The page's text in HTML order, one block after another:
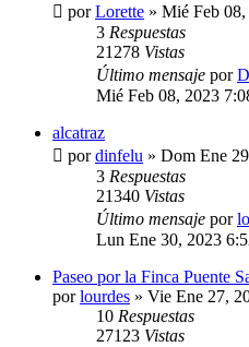
porLorette » Mié Feb
3 Respuestas
21278 Vistas
Último mensaje por
Mié Feb 08, 2023
alcatraz
pordinfelu » Dom Ene
3 Respuestas
21340 Vistas
Último mensaje por
Lun Ene 30, 2023
Paseo por la Finca Puente
porlourdes » Vie Ene 27,
10 Respuestas
27123 Vistas